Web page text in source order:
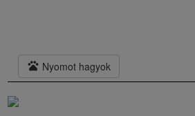
pets Nyomot hagyok